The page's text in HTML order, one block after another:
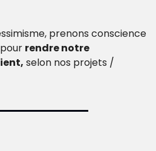
prenons conscience
rendre notre
selon nos projets /